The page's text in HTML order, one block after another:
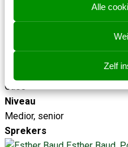
Alle
Zelf
#AgenticAI
11:00 - 11:40
Case
Niveau
Medior, senior
Sprekers